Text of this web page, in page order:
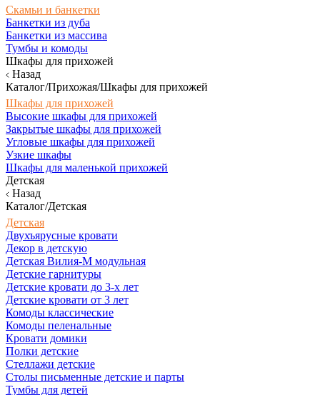
Скамьи и банкетки
Банкетки из дуба
Банкетки из массива
Тумбы и комоды
Шкафы для прихожей
Назад
Каталог/Прихожая/Шкафы для прихожей
Шкафы для прихожей
Высокие шкафы для прихожей
Закрытые шкафы для прихожей
Угловые шкафы для прихожей
Узкие шкафы
Шкафы для маленькой прихожей
Детская
Назад
Каталог/Детская
Детская
Двухъярусные кровати
Декор в детскую
Детская Вилия-М модульная
Детские гарнитуры
Детские кровати до 3-х лет
Детские кровати от 3 лет
Комоды классические
Комоды пеленальные
Кровати домики
Полки детские
Стеллажи детские
Столы письменные детские и парты
Тумбы для детей